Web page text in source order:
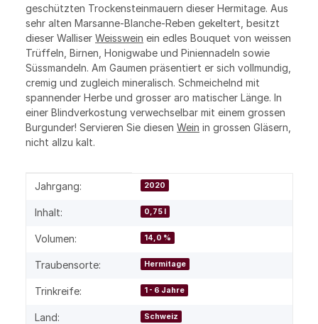
geschützten Trockensteinmauern dieser Hermitage. Aus
sehr alten Marsanne-Blanche-Reben gekeltert, besitzt
dieser Walliser Weisswein ein edles Bouquet von weissen
Trüffeln, Birnen, Honigwabe und Piniennadeln sowie
Süssmandeln. Am Gaumen präsentiert er sich vollmundig,
cremig und zugleich mineralisch. Schmeichelnd mit
spannender Herbe und grosser aro matischer Länge. In
einer Blindverkostung verwechselbar mit einem grossen
Burgunder! Servieren Sie diesen Wein in grossen Gläsern,
nicht allzu kalt.
Produkteigenschaft
Wert
Jahrgang: 2020
Inhalt: 0,75 l
Volumen: 14,0 %
Traubensorte: Hermitage
Trinkreife: 1 - 6 Jahre
Land: Schweiz